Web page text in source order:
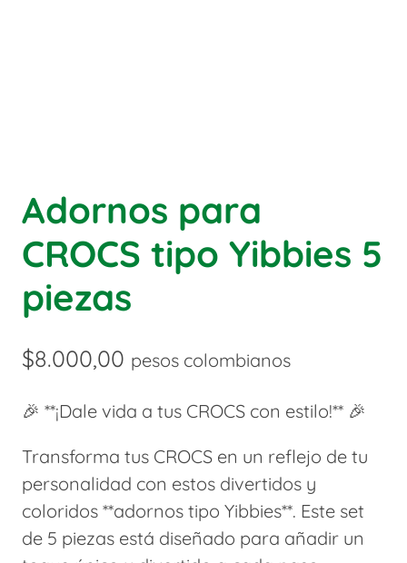
Adornos para
CROCS tipo Yibbies 5
piezas
$8.000,00 pesos colombianos
🎉 **¡Dale vida a tus CROCS con estilo!** 🎉
Transforma tus CROCS en un reflejo de tu
personalidad con estos divertidos y
coloridos **adornos tipo Yibbies**. Este set
de 5 piezas está diseñado para añadir un